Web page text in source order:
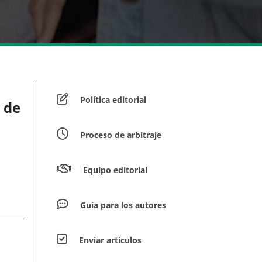
Política editorial
Proceso de arbitraje
Equipo editorial
Guía para los autores
Envíar artículos